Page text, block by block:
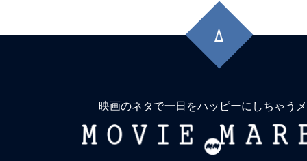
頭
に
映画のネタで一日をハッピーにしちゃう
MOVIE